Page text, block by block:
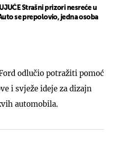
Strašni prizori nesreće u
se prepolovio, jedna osoba
odlučio potražiti pomoć
i svježe ideje za dizajn
automobila.